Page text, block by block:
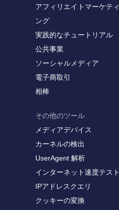
アフィリエイトマーケティ
ング
実践的なチュートリアル
公共事業
ソーシャルメディア
電子商取引
相棒
その他のツール
メディアデバイス
カーネルの検出
UserAgent 解析
インターネット速度テスト
IPアドレスクエリ
クッキーの変換